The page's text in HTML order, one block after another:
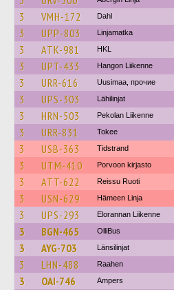
3 VMH-172 Dahl
3 UPP-803 Linjamatka
3 ATK-981 HKL
3 UPT-433 Hangon Liikenne
3 URR-616 Uusimaa, прочие
3 UPS-303 Lähilinjat
3 HRN-503 Pekolan Liikenne
3 URR-831 Tokee
3 USB-363 Tidstrand
3 UTM-410 Porvoon kirjasto
3 ATT-622 Reissu Ruoti
3 USN-629 Hämeen Linja
3 UPS-293 Elorannan Liikenne
3 BGN-465 OlliBus
3 AYG-703 Länsilinjat
3 LHN-488 Raahen
3 OAI-746 Ampers